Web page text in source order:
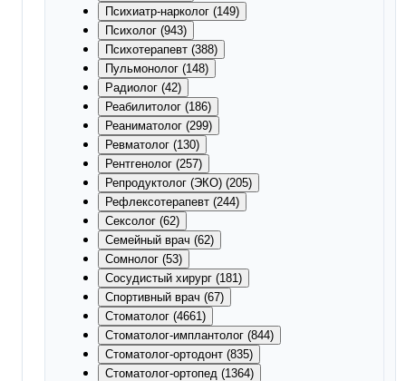
Психиатр-нарколог (149)
Психолог (943)
Психотерапевт (388)
Пульмонолог (148)
Радиолог (42)
Реабилитолог (186)
Реаниматолог (299)
Ревматолог (130)
Рентгенолог (257)
Репродуктолог (ЭКО) (205)
Рефлексотерапевт (244)
Сексолог (62)
Семейный врач (62)
Сомнолог (53)
Сосудистый хирург (181)
Спортивный врач (67)
Стоматолог (4661)
Стоматолог-имплантолог (844)
Стоматолог-ортодонт (835)
Стоматолог-ортопед (1364)